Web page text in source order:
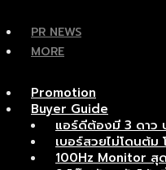
PR NEWS
MORE
Promotion
Buyer Guide
แอร์ดีต้องมี 3 ดาว
เบอร์สวยไม่โดนต้ม
100Hz Monitor สุ